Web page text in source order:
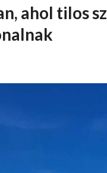
ahol tilos